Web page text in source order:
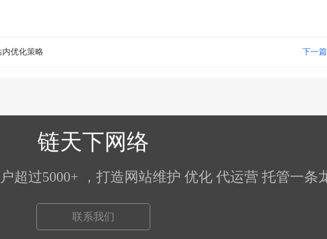
内优化策略 下一篇
链天下网络
超过5000+ ，打造网站维护 优化 代运营 托管一条
联系我们